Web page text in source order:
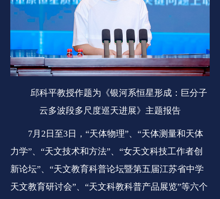
邱科平教授作题为《银河系恒星形成：巨分子
云多波段多尺度巡天进展》主题报告
7月2日至3日，“天体物理”、“天体测量和天体
力学”、“天文技术和方法”、“女天文科技工作者创
新论坛”、“天文教育科普论坛暨第五届江苏省中学
天文教育研讨会”、“天文科教科普产品展览”等六个